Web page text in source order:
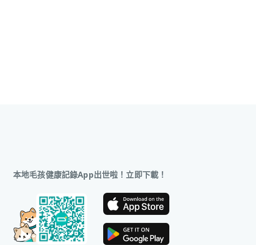
本地毛孩健康記錄App出世啦！立即下載！